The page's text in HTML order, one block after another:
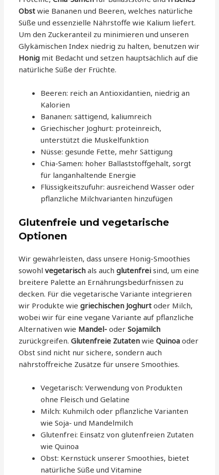
Obst wie Bananen und Beeren, welches natürliche
Süße und essenzielle Nährstoffe wie Kalium liefert.
Um den Zuckeranteil zu minimieren und unseren
Glykämischen Index niedrig zu halten, benutzen wir
Honig mit Bedacht und setzen hauptsächlich auf die
natürliche Süße der Früchte.
Beeren: reich an Antioxidantien, niedrig an
Kalorien
Bananen: sättigend, kaliumreich
Griechischer Joghurt: proteinreich,
unterstützt die Muskelfunktion
Nüsse: gesunde Fette, mehr Sättigung
Chia-Samen: hoher Ballaststoffgehalt, sorgt
für langanhaltende Energie
Flüssigkeitszufuhr: ausreichend Wasser oder
pflanzliche Milchvarianten hinzufügen
Glutenfreie und vegetarische
Optionen
Wir gewährleisten, dass unsere Honig-Smoothies
sowohlvegetarisch als auchglutenfrei sind, um eine
breitere Palette an Ernährungsbedürfnissen zu
decken. Für die vegetarische Variante integrieren
wir Produkte wiegriechischen Joghurt oder Milch,
wobei wir für eine vegane Variante auf pflanzliche
Alternativen wie Mandel- oderSojamilch
zurückgreifen.Glutenfreie Zutaten wieQuinoa oder
Obst sind nicht nur sichere, sondern auch
nährstoffreiche Zusätze für unsere Smoothies.
Vegetarisch: Verwendung von Produkten
ohne Fleisch und Gelatine
Milch: Kuhmilch oder pflanzliche Varianten
wie Soja- und Mandelmilch
Glutenfrei: Einsatz von glutenfreien Zutaten
wie Quinoa
Obst: Kernstück unserer Smoothies, bietet
natürliche Süße und Vitamine